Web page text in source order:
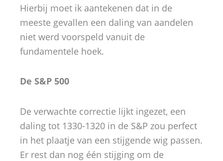
Hierbij moet ik aantekenen dat in de
meeste gevallen een daling van aandelen
niet werd voorspeld vanuit de
fundamentele hoek.
De S&P 500
De verwachte correctie lijkt ingezet, een
daling tot 1330-1320 in de S&P zou perfect
in het plaatje van een stijgende wig passen.
Er rest dan nog één stijging om de